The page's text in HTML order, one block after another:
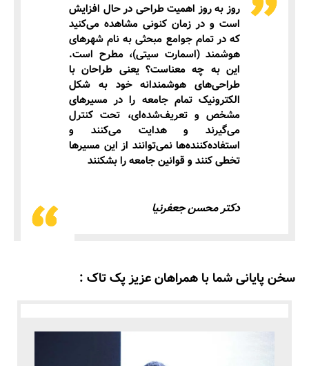
روز به روز اهمیت طراحی در حال افزایش
است و در زمان کنونی مشاهده می‌کنید
که در تمام جوامع مبحثی به نام شهرهای
هوشمند (اسمارت سیتی)، مطرح است.
این به چه معناست؟ یعنی طراحان با
طراحی‌های هوشمندانه خود به شکل
الکترونیک تمام جامعه را در مسیرهای
مشخص و تعریف‌شده‌ای، تحت کنترل
می‌گیرند و هدایت می‌کنند و
استفاده‌کننده‌ها نمی‌توانند از این مسیرها
تخطی کنند و قوانین جامعه را بشکنند
دکتر محسن جعفرنیا
سخن پایانی شما با همراهان عزیز پک تاک :